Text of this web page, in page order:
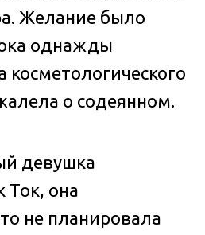
Желание было
однажды
косметологического
о содеянном.
девушка
Ток, она
не планировала